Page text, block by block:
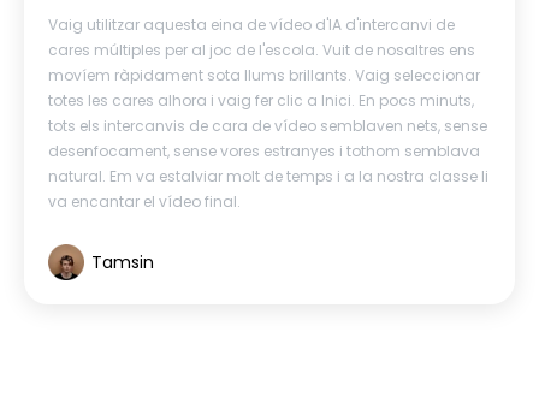
Vaig utilitzar aquesta eina de vídeo d'IA d'intercanvi de
cares múltiples per al joc de l'escola. Vuit de nosaltres ens
movíem ràpidament sota llums brillants. Vaig seleccionar
totes les cares alhora i vaig fer clic a Inici. En pocs minuts,
tots els intercanvis de cara de vídeo semblaven nets, sense
desenfocament, sense vores estranyes i tothom semblava
natural. Em va estalviar molt de temps i a la nostra classe li
va encantar el vídeo final.
Tamsin